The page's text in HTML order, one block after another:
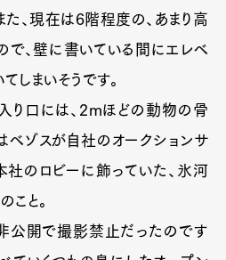
た、現在は6階程度の、あまり高
、壁に書いている間にエレベ
しまいそうです。
入り口には、2mほどの動物の骨
ベゾスが自社のオークションサ
社のロビーに飾っていた、氷河
こと。
公開で撮影禁止だったのです